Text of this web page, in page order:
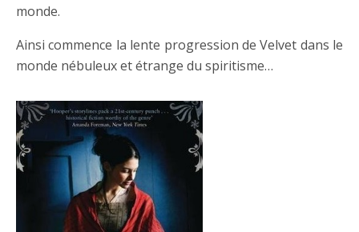
monde.
Ainsi commence la lente progression de Velvet dans le
monde nébuleux et étrange du spiritisme…